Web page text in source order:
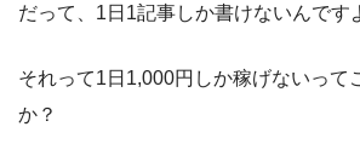
だって、1日1記事しか書けないんです
それって1日1,000円しか稼げないって
か？